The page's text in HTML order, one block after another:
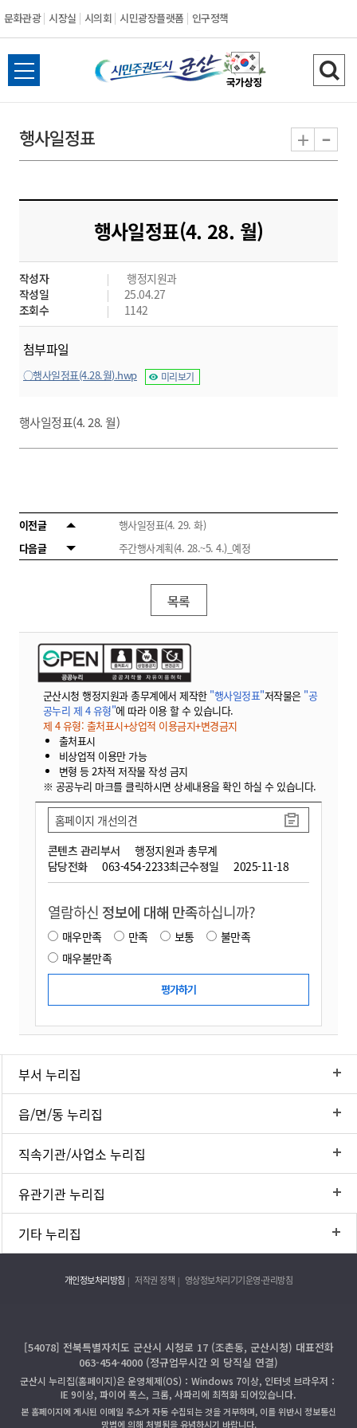
문화관광 시장실 시의회 시민광장플랫폼 인구정책
시
민
도
시
군
산
전
체
뉴
열
검
색
기
행사일정표 + -
행사일정표(4. 28. 월)
작성자
행정지원과
작성일
25.04.27
조회수
1142
첨부파일
○행사일정표(4.28.월).hwp 미리보기
행사일정표(4. 28. 월)
이전글
행사일정표(4. 29. 화)
다음글
주간행사계획(4. 28.~5. 4.)_예정
목록
군산시청 행정지원과 총무계에서 제작한 "행사일정표"저작물은 "공
공누리 제 4 유형"에 따라 이용 할 수 있습니다.
제 4 유형: 출처표시+상업적 이용금지+변경금지
출처표시
비상업적 이용만 가능
변형 등 2차적 저작물 작성 금지
※ 공공누리 마크를 클릭하시면 상세내용을 확인 하실 수 있습니다.
콘텐츠 관리부서
행정지원과 총무계
담당전화
063-454-2233최근수정일 2025-11-18
홈페이지 개선의견
열람하신 정보에 대해 만족하십니까?
매우만족 만족 보통
불만족
매우불만족
부서 누리집
읍/면/동 누리집
직속기관/사업소 누리집
유관기관 누리집
기타 누리집
개인정보처리방침 저작권 정책 영상정보처리기기운영·관리방침
[54078] 전북특별자치도 군산시 시청로 17 (조촌동, 군산시청) 대표전화
063-454-4000 (정규업무시간 외 당직실 연결)
군산시 누리집(홈페이지)은 운영체제(OS)：Windows 7이상, 인터넷 브라우저：
IE 9이상, 파이어 폭스, 크롬, 사파리에 최적화 되어있습니다.
본 홈페이지에 게시된 이메일 주소가 자동 수집되는 것을 거부하며, 이를 위반시 정보통신
망법에 의해 처벌됨을 유념하시기 바랍니다.